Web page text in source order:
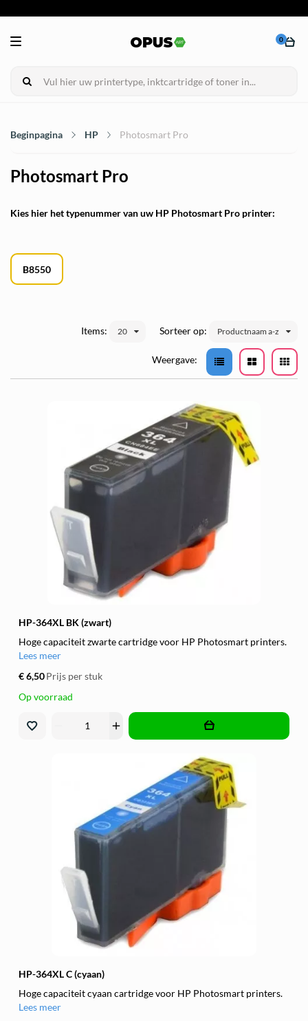
0
Beginpagina HP Photosmart Pro
Photosmart Pro
Kies hier het typenummer van uw HP Photosmart Pro printer:
B8550
Sorteer op: Productnaam a-z
Items: 20
Weergave:
HP-364XL BK (zwart)
Hoge capaciteit zwarte cartridge voor HP Photosmart printers.
Lees meer
€ 6,50Prijs per stuk
Op voorraad
add
HP-364XL C (cyaan)
Hoge capaciteit cyaan cartridge voor HP Photosmart printers.
Lees meer